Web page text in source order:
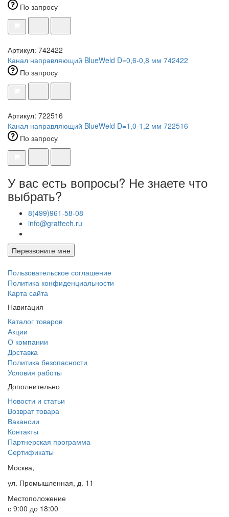
По запросу
Артикул: 742422
Канал направляющий BlueWeld D=0,6-0,8 мм 742422
По запросу
Артикул: 722516
Канал направляющий BlueWeld D=1,0-1,2 мм 722516
По запросу
У вас есть вопросы? Не знаете что
выбрать?
8(499)961-58-08
info@grattech.ru
Перезвоните мне
Пользовательское соглашение
Политика конфиденциальности
Карта сайта
Навигация
Каталог товаров
Акции
О компании
Доставка
Политика безопасности
Условия работы
Дополнительно
Новости и статьи
Возврат товара
Вакансии
Контакты
Партнерская программа
Сертификаты
Москва,
ул. Промышленная, д. 11
Местоположение
с 9:00 до 18:00